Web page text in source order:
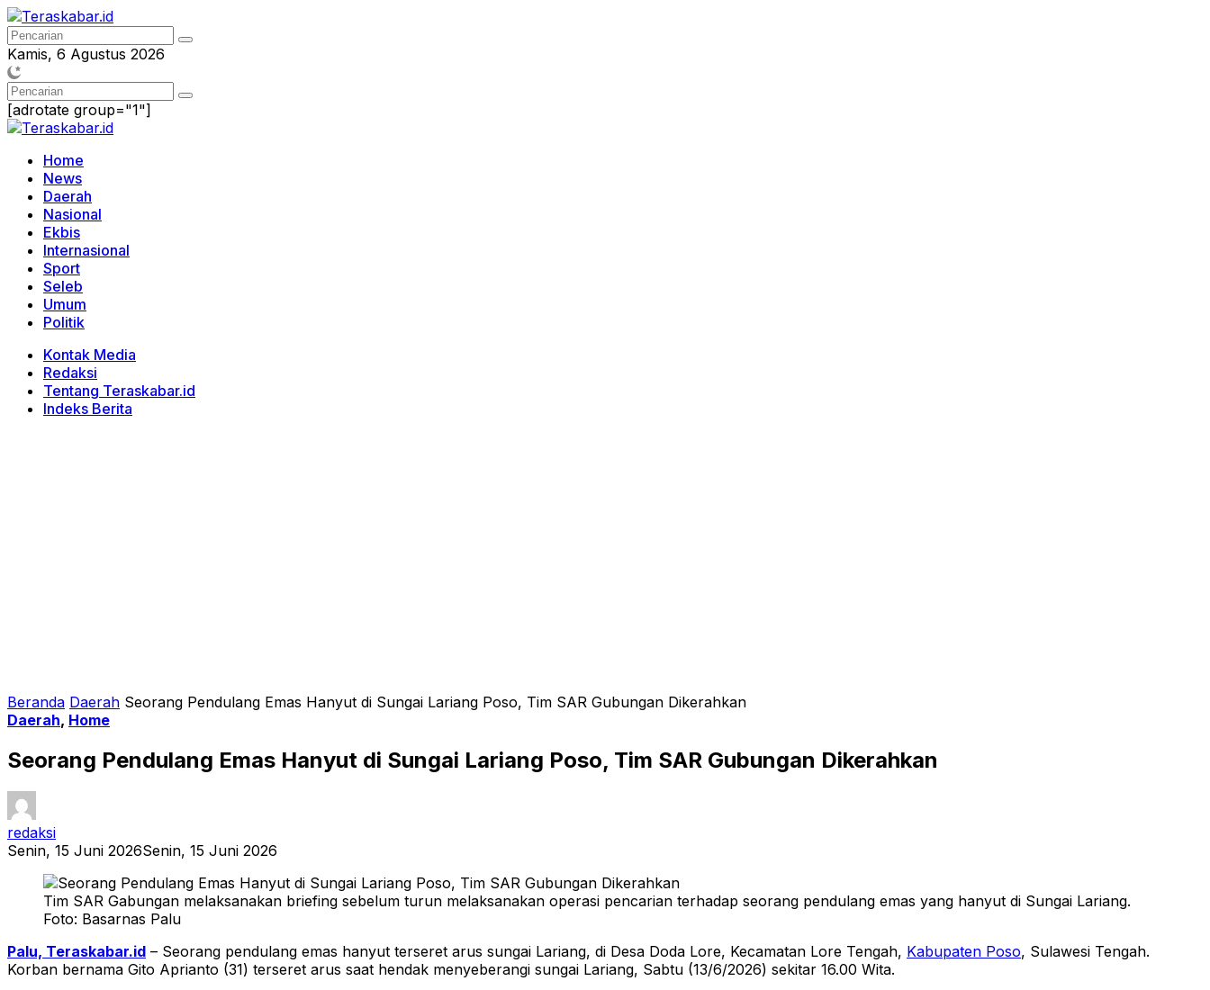
Langsung
ke
konten
Kamis, 6 Agustus 2026
[adrotate group="1"]
Home
News
Daerah
Nasional
Ekbis
Internasional
Sport
Seleb
Umum
Politik
Kontak Media
Redaksi
Tentang Teraskabar.id
Indeks Berita
Beranda Daerah Seorang Pendulang Emas Hanyut di Sungai Lariang Poso, Tim SAR Gubungan Dikerahkan
Daerah, Home
Seorang Pendulang Emas Hanyut di Sungai Lariang Poso, Tim SAR Gubungan Dikerahkan
redaksi
Senin, 15 Juni 2026Senin, 15 Juni 2026
Tim SAR Gabungan melaksanakan briefing sebelum turun melaksanakan operasi pencarian terhadap seorang pendulang emas yang hanyut di Sungai Lariang.
Foto: Basarnas Palu
Palu, Teraskabar.id – Seorang pendulang emas hanyut terseret arus sungai Lariang, di Desa Doda Lore, Kecamatan Lore Tengah, Kabupaten Poso, Sulawesi Tengah.
Korban bernama Gito Aprianto (31) terseret arus saat hendak menyeberangi sungai Lariang, Sabtu (13/6/2026) sekitar 16.00 Wita.